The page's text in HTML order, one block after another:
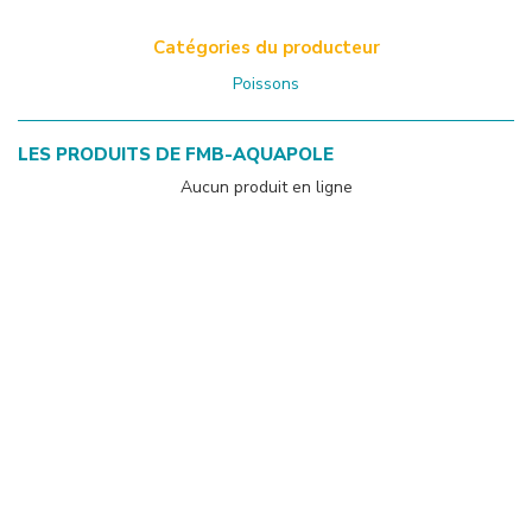
Catégories du producteur
Poissons
LES PRODUITS DE FMB-AQUAPOLE
Aucun produit en ligne